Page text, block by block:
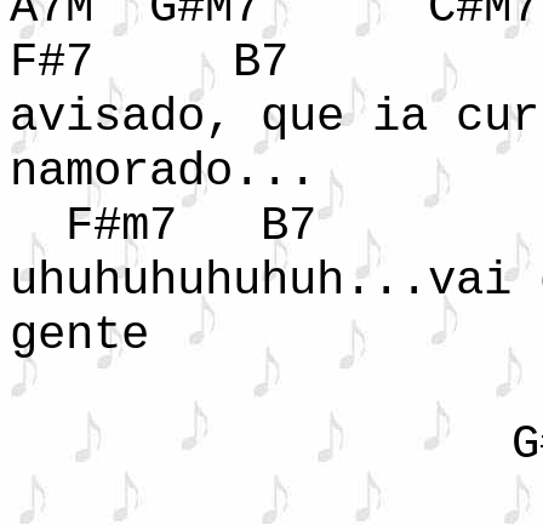
F#7 B7
avisado, que ia
namorado...
F#m7
gente